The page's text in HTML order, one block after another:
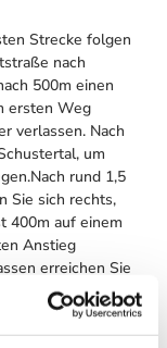
Strecke folgen
nach
500m einen
ersten Weg
verlassen. Nach
um
rund 1,5
Sie sich rechts,
400m auf einem
Anstieg
erreichen Sie
Im weiteren
Bereich
sehen.Vom